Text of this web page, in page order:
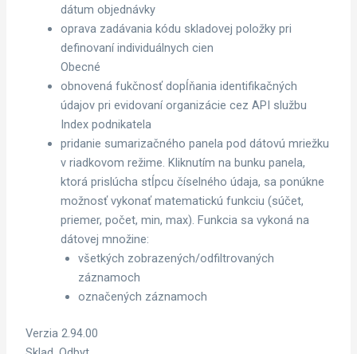
dátum objednávky
oprava zadávania kódu skladovej položky pri
definovaní individuálnych cien
Obecné
obnovená fukčnosť dopĺňania identifikačných
údajov pri evidovaní organizácie cez API službu
Index podnikatela
pridanie sumarizačného panela pod dátovú mriežku
v riadkovom režime. Kliknutím na bunku panela,
ktorá prislúcha stĺpcu číselného údaja, sa ponúkne
možnosť vykonať matematickú funkciu (súčet,
priemer, počet, min, max). Funkcia sa vykoná na
dátovej množine:
všetkých zobrazených/odfiltrovaných
záznamoch
označených záznamoch
Verzia 2.94.00